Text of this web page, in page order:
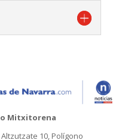
Mitxitorena
10, Polígono